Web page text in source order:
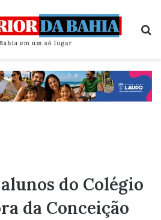
do Colégio
da Conceição